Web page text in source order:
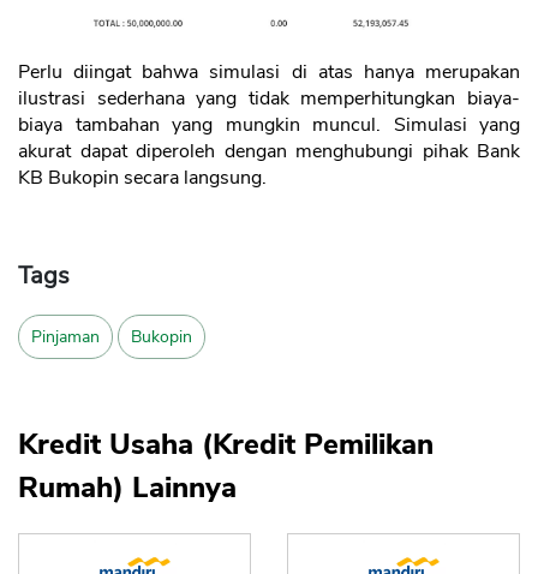
Perlu diingat bahwa simulasi di atas hanya merupakan
ilustrasi sederhana yang tidak memperhitungkan biaya-
biaya tambahan yang mungkin muncul. Simulasi yang
akurat dapat diperoleh dengan menghubungi pihak Bank
KB Bukopin secara langsung.
Tags
Pinjaman Bukopin
Kredit Usaha (Kredit Pemilikan
Rumah) Lainnya